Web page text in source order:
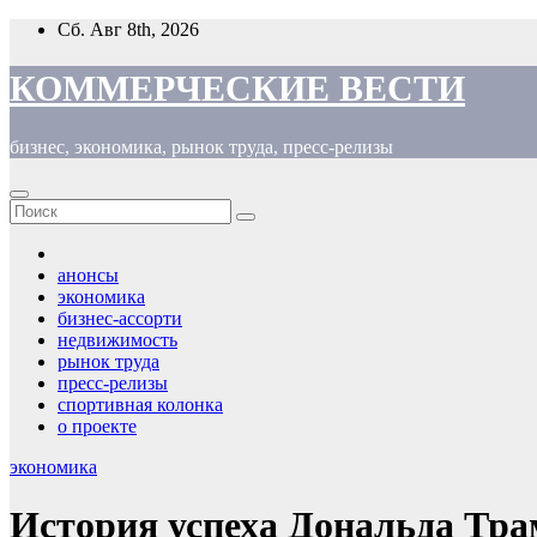
Перейти
содержимому
Сб. Авг 8th, 2026
КОММЕРЧЕСКИЕ ВЕСТИ
бизнес, экономика, рынок труда, пресс-релизы
анонсы
экономика
бизнес-ассорти
недвижимость
рынок труда
пресс-релизы
спортивная колонка
о проекте
экономика
История успеха Дональда